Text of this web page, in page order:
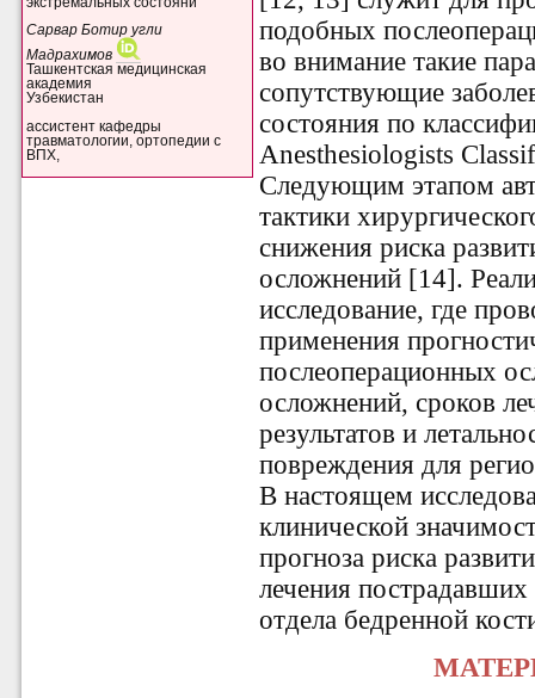
Сарвар Ботир угли
Мадрахимов
Ташкентская медицинская
академия
Узбекистан
ассистент кафедры
травматологии, ортопедии с
ВПХ,
подобных
во внимание такие
сопутствующие
состояния по
Anesthesiologists
Следующим этапом
тактики
снижения риска
осложнений [14].
исследование, где
применения
послеоперационных
осложнений, сроков
результатов и
повреждения для
В настоящем
клинической
прогноза риска
лечения
отдела бедренной